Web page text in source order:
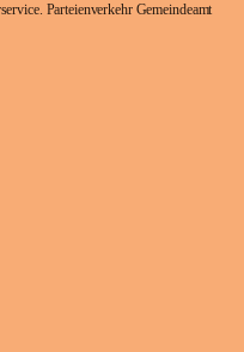
Parteienverkehr Gemeindeamt